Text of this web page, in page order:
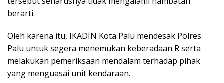
berarti.
Oleh karena itu, IKADIN Kota Palu mendesak Polres
Palu untuk segera menemukan keberadaan R serta
melakukan pemeriksaan mendalam terhadap pihak
yang menguasai unit kendaraan.